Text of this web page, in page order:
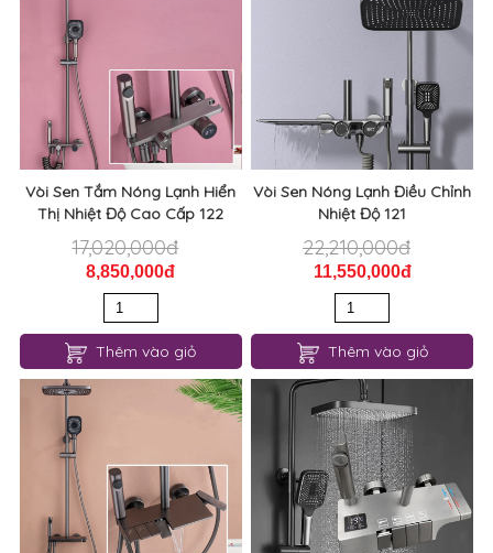
Vòi Sen Tắm Nóng Lạnh Hiển
Thị Nhiệt Độ Cao Cấp 122
17,020,000đ
8,850,000đ
Thêm vào giỏ
Vòi Sen Nóng Lạnh Điều Chỉnh
Nhiệt Độ 121
22,210,000đ
11,550,000đ
Thêm vào giỏ